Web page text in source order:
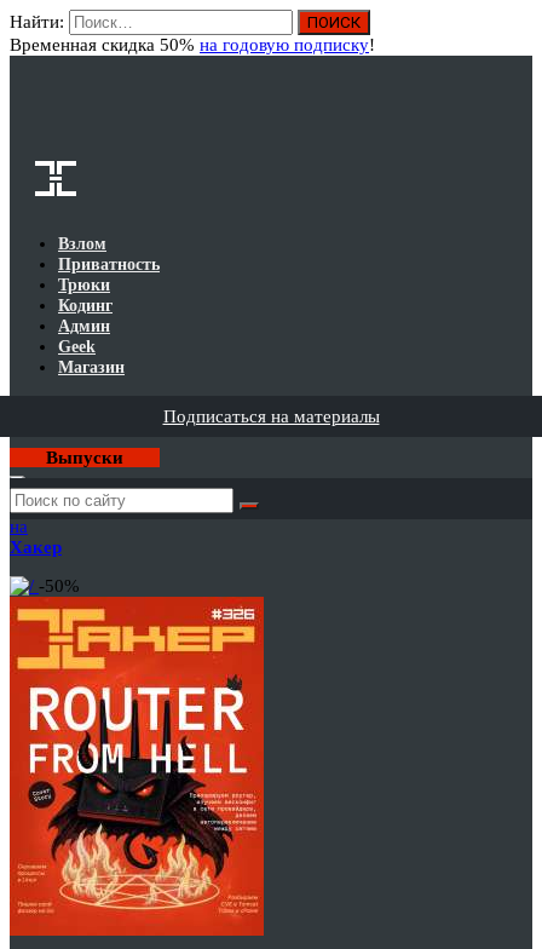
Найти:
Временная скидка 50% на годовую подписку!
Взлом
Приватность
Трюки
Кодинг
Админ
Geek
Магазин
Подписаться на материалы
Выпуски
Годовая
подписка
на
Хакер
-50%